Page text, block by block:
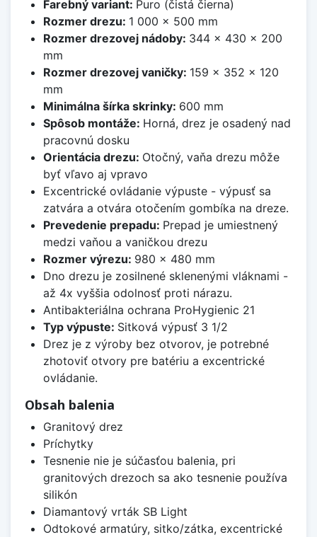
Farebný variant: Puro (čistá čierna)
Rozmer drezu: 1 000 x 500 mm
Rozmer drezovej nádoby: 344 x 430 x 200
mm
Rozmer drezovej vaničky: 159 x 352 x 120
mm
Minimálna šírka skrinky: 600 mm
Spôsob montáže: Horná, drez je osadený nad
pracovnú dosku
Orientácia drezu: Otočný, vaňa drezu môže
byť vľavo aj vpravo
Excentrické ovládanie výpuste - výpusť sa
zatvára a otvára otočením gombíka na dreze.
Prevedenie prepadu: Prepad je umiestnený
medzi vaňou a vaničkou drezu
Rozmer výrezu: 980 x 480 mm
Dno drezu je zosilnené sklenenými vláknami -
až 4x vyššia odolnosť proti nárazu.
Antibakteriálna ochrana ProHygienic 21
Typ výpuste: Sitková výpusť 3 1/2
Drez je z výroby bez otvorov, je potrebné
zhotoviť otvory pre batériu a excentrické
ovládanie.
Obsah balenia
Granitový drez
Príchytky
Tesnenie nie je súčasťou balenia, pri
granitových drezoch sa ako tesnenie používa
silikón
Diamantový vrták SB Light
Odtokové armatúry, sitko/zátka, excentrické